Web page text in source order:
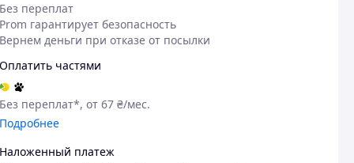
Без переплат
Prom гарантирует безопасность
Вернем деньги при отказе от посылки
Оплатить частями
Без переплат*, от 67 ₴/мес.
Подробнее
Наложенный платеж